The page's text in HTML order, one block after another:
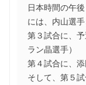
日本時間の午
には、内山選手
第３試合に、
ラン晶選手）
第４試合に、
そして、第５